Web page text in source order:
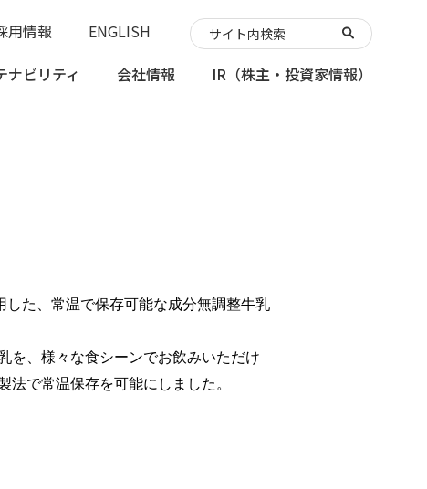
ナビリティ 会社情報 IR （株主・投資家情報）
用情報 ENGLISH
した、常温で保存可能な成分無調整牛乳
を、様々な食シーンでお飲みいただけ
法で常温保存を可能にしました。